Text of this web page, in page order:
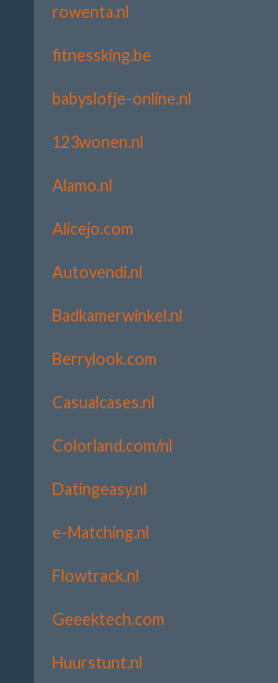
rowenta.nl
fitnessking.be
babyslofje-online.nl
123wonen.nl
Alamo.nl
Alicejo.com
Autovendi.nl
Badkamerwinkel.nl
Berrylook.com
Casualcases.nl
Colorland.com/nl
Datingeasy.nl
e-Matching.nl
Flowtrack.nl
Geeektech.com
Huurstunt.nl